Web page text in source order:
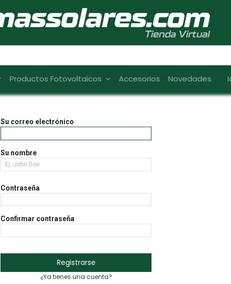
Productos Fotovoltaicos Accesorios Novedades
Su correo electrónico
Su nombre
Contraseña
Confirmar contraseña
Registrarse
¿Ya tienes una cuenta?